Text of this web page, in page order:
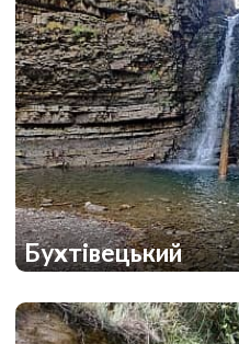
Бухтівецький
1